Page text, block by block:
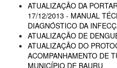
ATUALIZAÇÃO DA
17/12/2013 - MANUAL
DIAGNÓSTICO DA
ATUALIZAÇÃO DE
ATUALIZAÇÃO DO
ACOMPANHAMENTO DE
MUNICÍPIO DE BAURU